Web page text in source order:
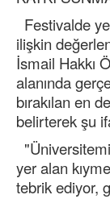
Festivalde
ilişkin
İsmail Hakkı
alanında
bırakılan en
belirterek şu
yer alan
tebrik ediyor,